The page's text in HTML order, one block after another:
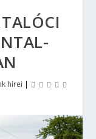
hírei |